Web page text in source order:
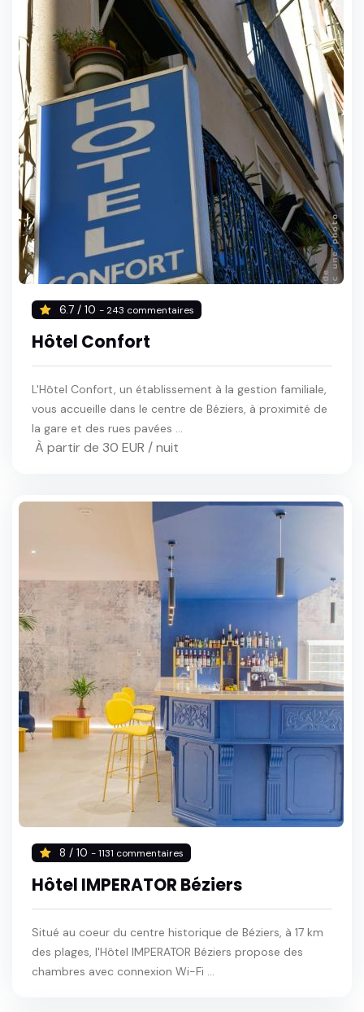
6.7 / 10 - 243 commentaires
Hôtel Confort
L'Hôtel Confort, un établissement à la gestion familiale,
vous accueille dans le centre de Béziers, à proximité de
la gare et des rues pavées ...
À partir de 30 EUR / nuit
8 / 10 - 1131 commentaires
Hôtel IMPERATOR Béziers
Situé au coeur du centre historique de Béziers, à 17 km
des plages, l'Hôtel IMPERATOR Béziers propose des
chambres avec connexion Wi-Fi ...